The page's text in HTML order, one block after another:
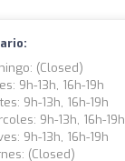
(closed)
9h-13h, 16h-19h
9h-13h, 16h-19h
9h-13h, 16h-19h
9h-13h, 16h-19h
(closed)